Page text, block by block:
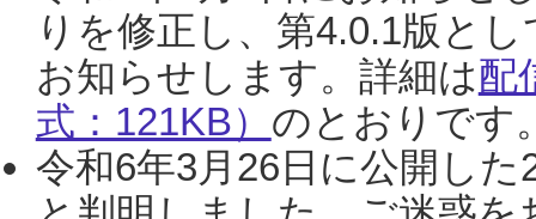
りを修正し、第4.0.1版と
お知らせします。詳細は配
式：121KB） のとおりです
令和6年3月26日に公開し